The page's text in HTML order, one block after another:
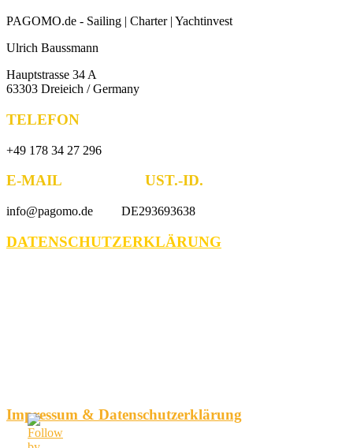
PAGOMO.de - Sailing | Charter | Yachtinvest
Ulrich Baussmann
Hauptstrasse 34 A
63303 Dreieich / Germany
TELEFON
+49 178 34 27 296
E-MAIL UST.-ID.
info@pagomo.de DE293693638
DATENSCHUTZERKLÄRUNG
Impressum & Datenschutzerklärung